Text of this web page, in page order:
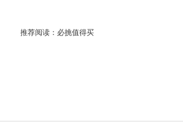
推荐阅读： 必挑值得买